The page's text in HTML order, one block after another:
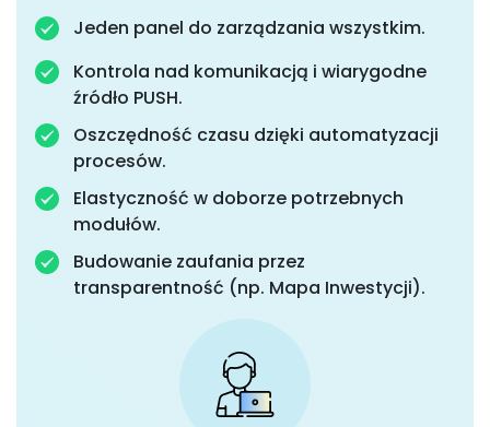
Jeden panel do zarządzania wszystkim.
Kontrola nad komunikacją i wiarygodne
źródło PUSH.
Oszczędność czasu dzięki automatyzacji
procesów.
Elastyczność w doborze potrzebnych
modułów.
Budowanie zaufania przez
transparentność (np. Mapa Inwestycji).